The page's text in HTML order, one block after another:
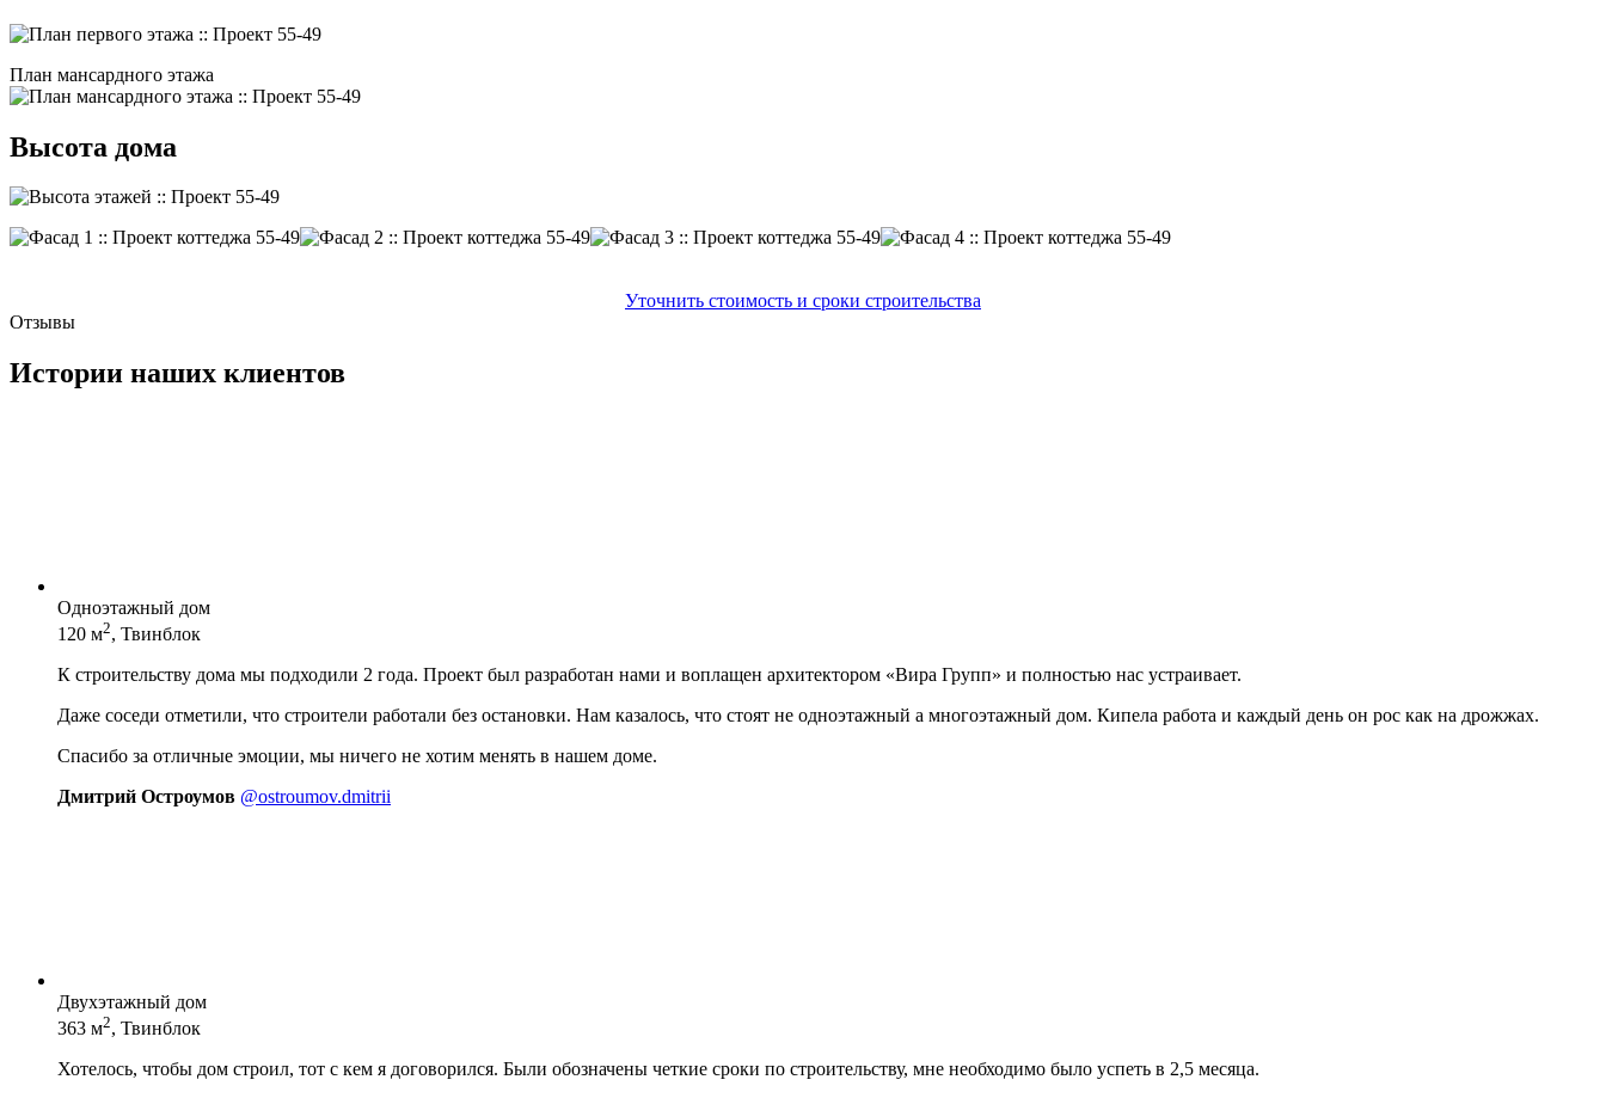
План мансардного этажа
Высота дома
Уточнить стоимость и сроки строительства
Отзывы
Истории наших клиентов
Одноэтажный дом
120 м2, Твинблок
К строительству дома мы подходили 2 года. Проект был разработан нами и воплащен архитектором «Вира Групп» и полностью нас устраивает.
Даже соседи отметили, что строители работали без остановки. Нам казалось, что стоят не одноэтажный а многоэтажный дом. Кипела работа и каждый день он рос как на дрожжах.
Спасибо за отличные эмоции, мы ничего не хотим менять в нашем доме.
Дмитрий Остроумов @ostroumov.dmitrii
Двухэтажный дом
363 м2, Твинблок
Хотелось, чтобы дом строил, тот с кем я договорился. Были обозначены четкие сроки по строительству, мне необходимо было успеть в 2,5 месяца.